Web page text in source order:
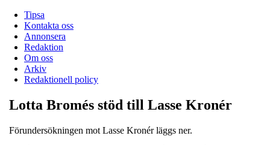
Tipsa
Kontakta oss
Annonsera
Redaktion
Om oss
Arkiv
Redaktionell policy
Lotta Bromés stöd till Lasse Kronér
Förundersökningen mot Lasse Kronér läggs ner.